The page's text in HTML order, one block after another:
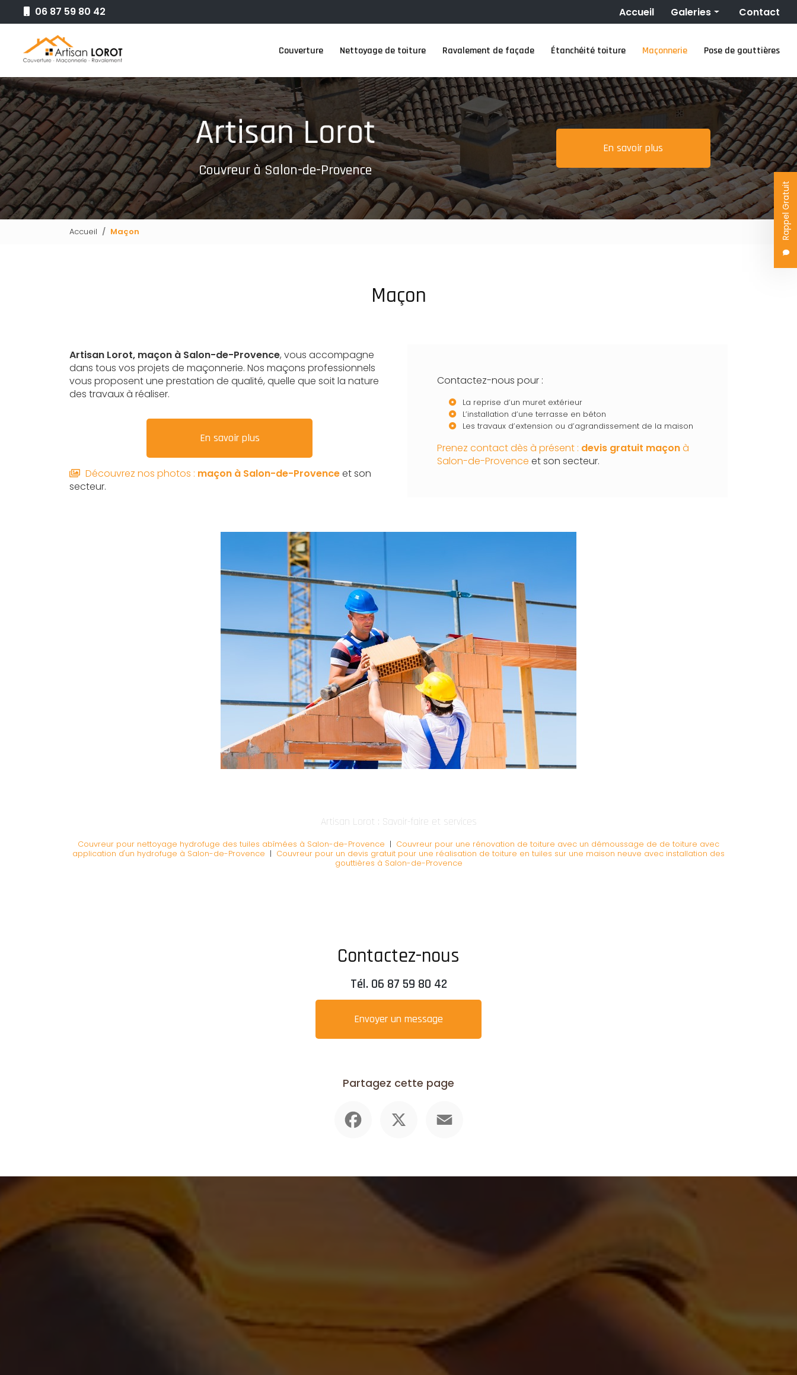
principal
06 87 59 80 42 Navigation secondaire
Accueil Galeries
Nettoyage toiture
Ravalement de façade
Étanchéité toiture
Maçonnerie
Pose de gouttières
Contact
Rappel Gratuit
Couverture
Nettoyage de toiture Ravalement de façade Étanchéité toiture Maçonnerie Pose de gouttières
Couvreur à Salon-de-Provence
En savoir plus
Accueil Maçon
Maçon
Artisan Lorot, maçon à Salon-de-Provence, vous accompagne
dans tous vos projets de maçonnerie. Nos maçons professionnels
vous proposent une prestation de qualité, quelle que soit la nature
des travaux à réaliser.
En savoir plus
Découvrez nos photos : maçonà Salon-de-Provenceet son
secteur.
Contactez-nous pour :
La reprise d’un muret extérieur
L’installation d’une terrasse en béton
Les travaux d’extension ou d’agrandissement de la maison
Prenez contact dès à présent : devis gratuit maçonà
Salon-de-Provence et son secteur.
Artisan Lorot : Savoir-faire et services
Couvreur pour nettoyage hydrofuge des tuiles abîmées à Salon-de-Provence | Couvreur pour une rénovation de toiture avec un démoussage de de toiture avec
application d'un hydrofuge à Salon-de-Provence | Couvreur pour un devis gratuit pour une réalisation de toiture en tuiles sur une maison neuve avec installation des
gouttières à Salon-de-Provence
Contactez-nous
Tél. 06 87 59 80 42
Envoyer un message
Partagez cette page